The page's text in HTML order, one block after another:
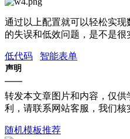
通过以上配置就可以轻松实
的失误和低效问题，是不是很
低代码 智能表单
声明
转发本文章图片和内容，仅
利，请联系网站客服，我们核
随机模板推荐